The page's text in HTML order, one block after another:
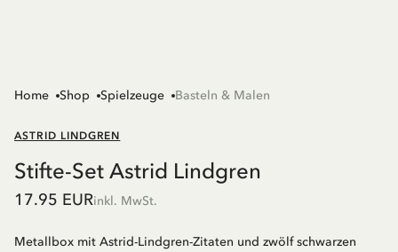
Home Shop Spielzeuge Basteln & Malen
ASTRID LINDGREN
Stifte-Set Astrid Lindgren
17.95 EURinkl. MwSt.
Metallbox mit Astrid-Lindgren-Zitaten und zwölf schwarzen